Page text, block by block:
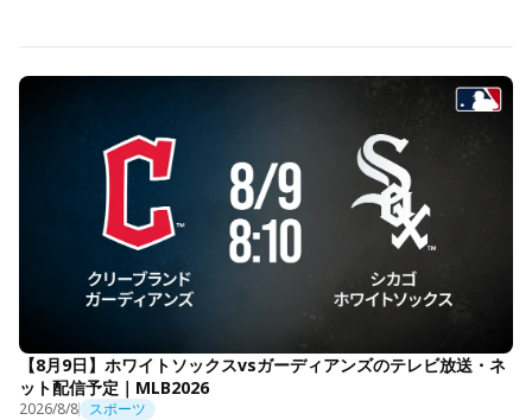
【8月9日】ホワイトソックスvsガーディアンズのテレビ放送・ネ
ット配信予定｜MLB2026
2026/8/8 スポーツ